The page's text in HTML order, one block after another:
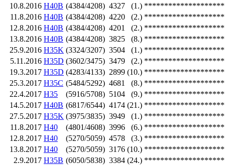
10.8.2016 H40B (4384/4208) 4327 (1.)
11.8.2016 H40B (4384/4208) 4220 (2.)
12.8.2016 H40B (4384/4208) 4201 (2.)
13.8.2016 H40B (4384/4208) 3825 (8.)
25.9.2016 H35K (3324/3207) 3504 (1.)
5.11.2016 H35D (3602/3475) 3479 (2.)
19.3.2017 H35D (4283/4133) 2899 (10.)
25.3.2017 H35C (5484/5292) 4681 (8.)
22.4.2017 H35 (5916/5708) 5104 (9.)
14.5.2017 H40B (6817/6544) 4174 (21.)
27.5.2017 H35K (3975/3835) 3949 (1.)
11.8.2017 H40 (4801/4608) 3996 (6.)
12.8.2017 H40 (5270/5059) 4578 (3.)
13.8.2017 H40 (5270/5059) 3176 (10.)
2.9.2017 H35B (6050/5838) 3384 (24.)